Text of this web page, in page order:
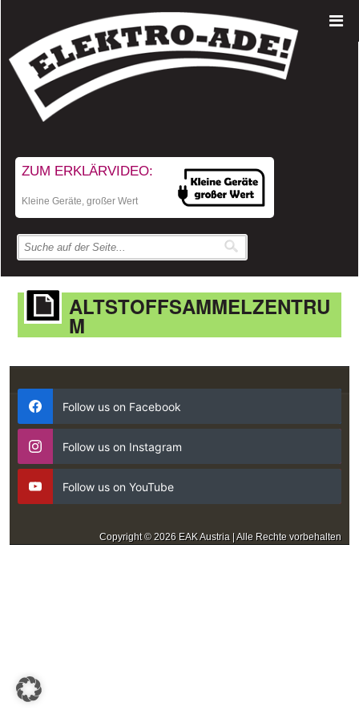
ZUM ERKLÄRVIDEO:
Kleine Geräte, großer Wert
ALTSTOFFSAMMELZENTRU
M
Follow us on Facebook
Follow us on Instagram
Follow us on YouTube
Copyright © 2026 EAK Austria | Alle Rechte vorbehalten